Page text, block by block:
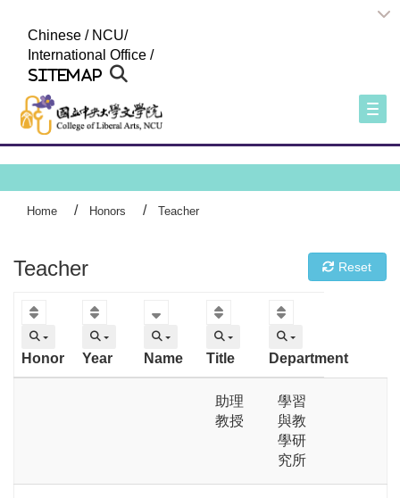
Chinese / NCU/
International Office /
Sitemap
Home Honors Teacher
Teacher Reset
Honor Year Name Title Department
助理
教授
學習
與教
學研
究所